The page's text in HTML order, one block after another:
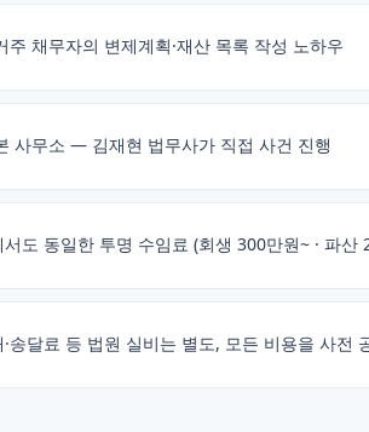
주 채무자의 변제계획·재산 목록 작성 노하우
사무소 — 김재현 법무사가 직접 사건 진행
서도 동일한 투명 수임료 (회생 300만원~ · 파산
·송달료 등 법원 실비는 별도, 모든 비용을 사전